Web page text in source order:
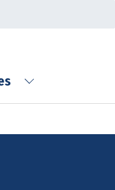
"Informieren"
Submenu for